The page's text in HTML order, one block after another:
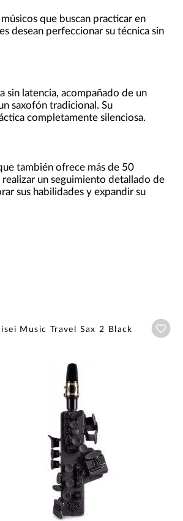
que buscan practicar en
desean perfeccionar su técnica sin
sin latencia, acompañado de un
saxofón tradicional. Su
completamente silenciosa.
también ofrece más de 50
un seguimiento detallado de
sus habilidades y expandir su
wishlistMusic Travel Sax 2 Black